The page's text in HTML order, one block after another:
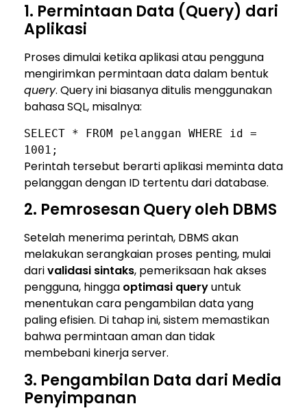
1. Permintaan Data (Query) dari
Aplikasi
Proses dimulai ketika aplikasi atau pengguna
mengirimkan permintaan data dalam bentuk
query. Query ini biasanya ditulis menggunakan
bahasa SQL, misalnya:
SELECT * FROM pelanggan WHERE id =
1001 ;
Perintah tersebut berarti aplikasi meminta data
pelanggan dengan ID tertentu dari database.
2. Pemrosesan Query oleh DBMS
Setelah menerima perintah, DBMS akan
melakukan serangkaian proses penting, mulai
darivalidasi sintaks, pemeriksaan hak akses
pengguna, hingga optimasi queryuntuk
menentukan cara pengambilan data yang
paling efisien. Di tahap ini, sistem memastikan
bahwa permintaan aman dan tidak
membebani kinerja server.
3. Pengambilan Data dari Media
Penyimpanan